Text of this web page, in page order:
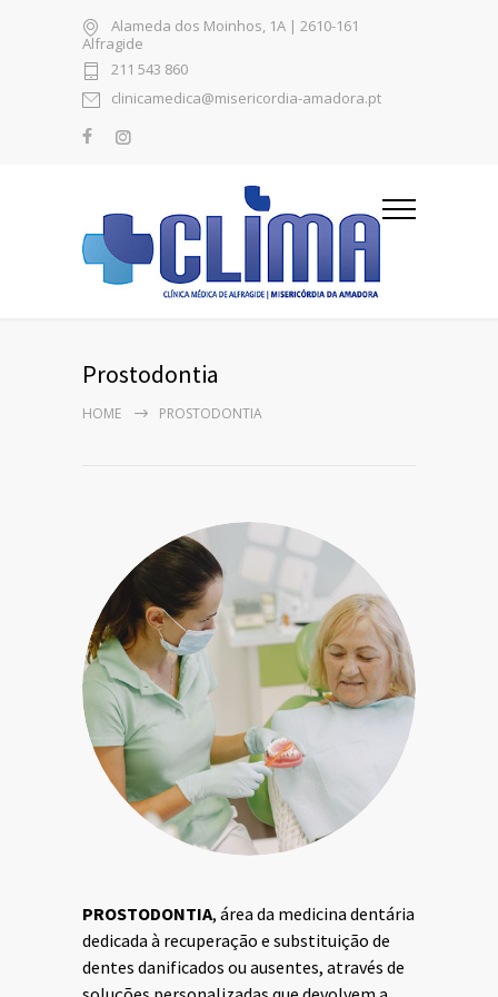
Alameda dos Moinhos, 1A | 2610-161
Alfragide
211 543 860
clinicamedica@misericordia-amadora.pt
Prostodontia
HOME PROSTODONTIA
PROSTODONTIA, área da medicina dentária
dedicada à recuperação e substituição de
dentes danificados ou ausentes, através de